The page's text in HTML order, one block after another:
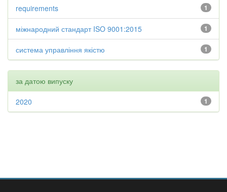
1
requirements
1
міжнародний стандарт ISO 9001:2015
1
система управління якістю
за датою випуску
1
2020